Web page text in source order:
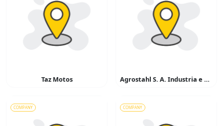
Taz Motos Agrostahl S. A. Industria e Corcio
COMPANY COMPANY